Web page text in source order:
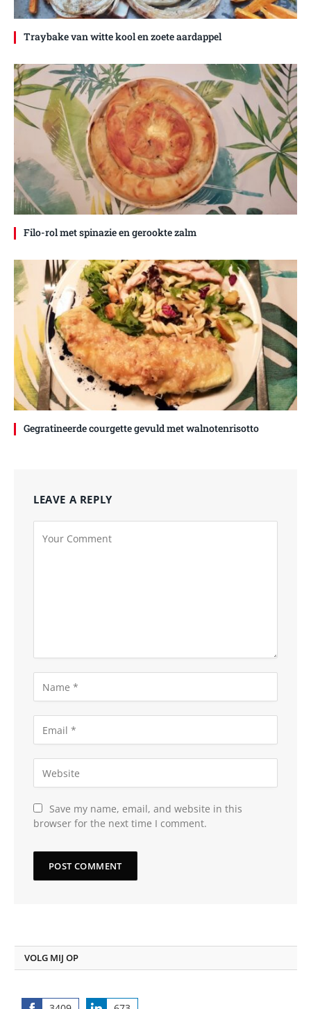
Traybake van witte kool en zoete aardappel
Filo-rol met spinazie en gerookte zalm
Gegratineerde courgette gevuld met walnotenrisotto
LEAVE A REPLY
Save my name, email, and website in this
browser for the next time I comment.
VOLG MIJ OP